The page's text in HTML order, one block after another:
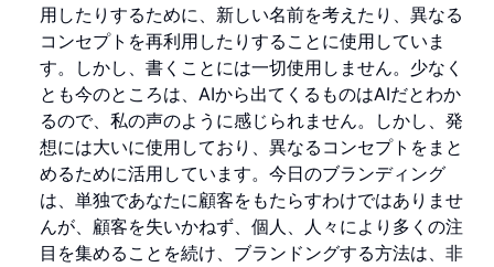
用したりするために、新しい名前を考えたり、異なる
コンセプトを再利用したりすることに使用していま
す。しかし、書くことには一切使用しません。少なく
とも今のところは、AIから出てくるものはAIだとわか
るので、私の声のように感じられません。しかし、発
想には大いに使用しており、異なるコンセプトをまと
めるために活用しています。今日のブランディング
は、単独であなたに顧客をもたらすわけではありませ
んが、顧客を失いかねず、個人、人々により多くの注
目を集めることを続け、ブランドングする方法は、非